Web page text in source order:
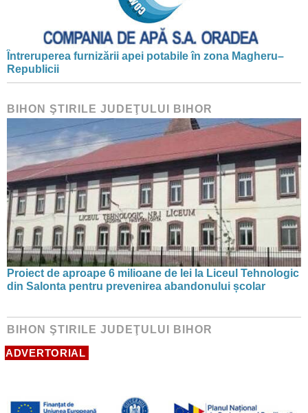
Întreruperea furnizării apei potabile în zona Magheru–
Republicii
BIHON ŞTIRILE JUDEŢULUI BIHOR
Proiect de aproape 6 milioane de lei la Liceul Tehnologic
din Salonta pentru prevenirea abandonului școlar
BIHON ŞTIRILE JUDEŢULUI BIHOR
ADVERTORIAL